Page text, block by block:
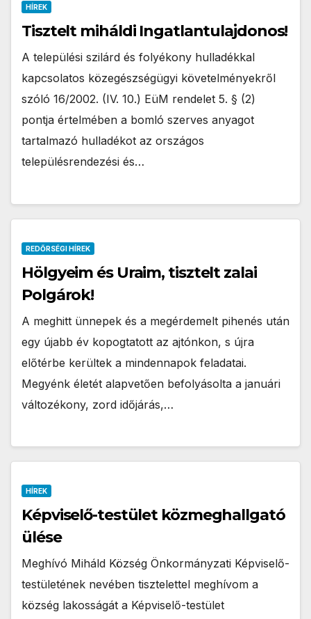
HÍREK
Tisztelt miháldi Ingatlantulajdonos!
A települési szilárd és folyékony hulladékkal
kapcsolatos közegészségügyi követelményekről
szóló 16/2002. (IV. 10.) EüM rendelet 5. § (2)
pontja értelmében a bomló szerves anyagot
tartalmazó hulladékot az országos
településrendezési és…
REDŐRSÉGI HÍREK
Hölgyeim és Uraim, tisztelt zalai
Polgárok!
A meghitt ünnepek és a megérdemelt pihenés után
egy újabb év kopogtatott az ajtónkon, s újra
előtérbe kerültek a mindennapok feladatai.
Megyénk életét alapvetően befolyásolta a januári
változékony, zord időjárás,…
HÍREK
Képviselő-testület közmeghallgató
ülése
Meghívó Miháld Község Önkormányzati Képviselő-
testületének nevében tisztelettel meghívom a
község lakosságát a Képviselő-testület